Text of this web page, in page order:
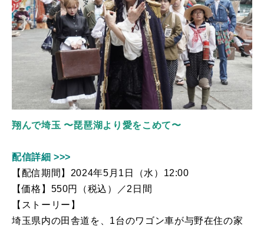
翔んで埼玉 〜琵琶湖より愛をこめて〜
配信詳細 >>>
【配信期間】 2024年5月 1 日（水） 12:00
【価格】 550円（税込）／2日間
【ストーリー】
埼玉県内の田舎道を、 1台のワゴン車が与野在住の家